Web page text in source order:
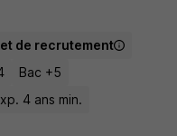
de recrutement
Bac +5
4 ans min.